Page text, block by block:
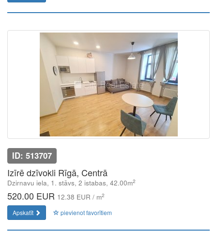
ID: 513707
Izīrē dzīvokli Rīgā, Centrā
Dzirnavu iela, 1. stāvs, 2 istabas, 42.00m2
520.00 EUR 12.38 EUR / m2
Apskatīt pievienot favorītiem